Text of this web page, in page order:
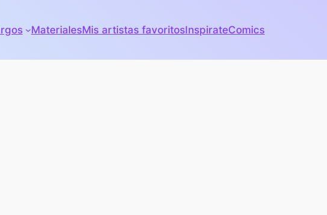
MaterialesMis artistas favoritosInspirateComics